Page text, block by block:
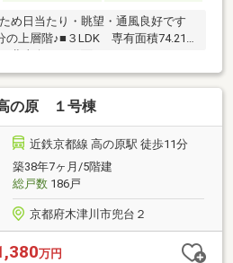
め日当たり・眺望・通風良好です
の上層階♪■３LDK 専有面積74.21
北東向きの両面バルコニーにつき
す♪■近鉄不動産の分譲マンション
川台住宅地です■令和6年9月リフォ
ム内容 ・システムキッチン交
交換 ・シャンプードレッサー交
・洗濯パン新設 ・フローリング
・クッションフロア施工（洗
ロス張替 ・畳表替 ・ハウスク
の原 １号棟
近鉄京都線 高の原駅 徒歩11分
築38年7ヶ月/5階建
総戸数186戸
京都府木津川市兜台２
万円